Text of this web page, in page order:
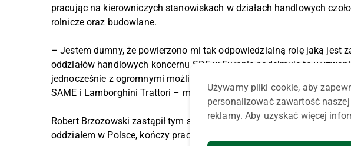
pracując na kierowniczych stanowiskach w działach handlowych
rolnicze oraz budowlane.
– Jestem dumny, że powierzono mi tak odpowiedzialną rolę jaką jest
oddziałów handlowych koncernu SDF w Europie podejmuję to
jednocześnie z ogromnymi możliwościami stworzonymi przez nowe
SAME i Lamborghini Trattori – mowi Robert Brzozowski.
Robert Brzozowski zastąpił tym samym Vlado Matijašić, który to po
oddziałem w Polsce, kończy pracę i przechodzi na zasłużoną emeryturę.
Używamy pliki cookie, aby
personalizować zawartość
reklamy. Aby uzyskać więcej